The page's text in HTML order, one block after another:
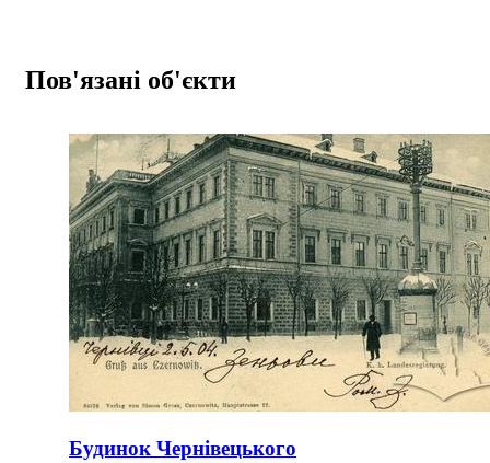
Пов'язані об'єкти
Будинок Чернівецького